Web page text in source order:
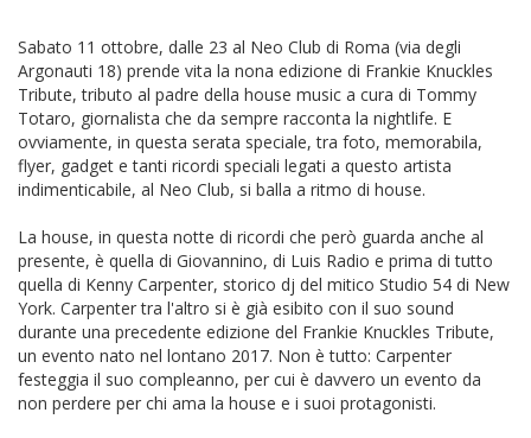
Sabato 11 ottobre, dalle 23 al Neo Club di Roma (via degli
Argonauti 18) prende vita la nona edizione di Frankie Knuckles
Tribute, tributo al padre della house music a cura di Tommy
Totaro, giornalista che da sempre racconta la nightlife. E
ovviamente, in questa serata speciale, tra foto, memorabila,
flyer, gadget e tanti ricordi speciali legati a questo artista
indimenticabile, al Neo Club, si balla a ritmo di house.
La house, in questa notte di ricordi che però guarda anche al
presente, è quella di Giovannino, di Luis Radio e prima di tutto
quella di Kenny Carpenter, storico dj del mitico Studio 54 di New
York. Carpenter tra l'altro si è già esibito con il suo sound
durante una precedente edizione del Frankie Knuckles Tribute,
un evento nato nel lontano 2017. Non è tutto: Carpenter
festeggia il suo compleanno, per cui è davvero un evento da
non perdere per chi ama la house e i suoi protagonisti.